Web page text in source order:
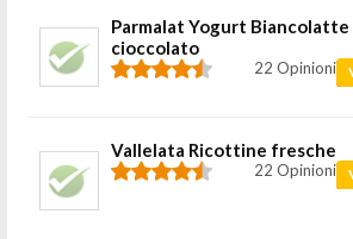
Parmalat Yogurt Biancolatte
cioccolato
22 Opinioni
Vallelata Ricottine fresche
22 Opinioni